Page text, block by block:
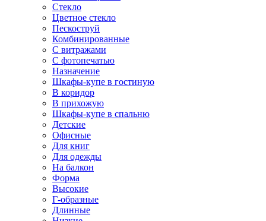
Стекло
Цветное стекло
Пескоструй
Комбинированные
С витражами
С фотопечатью
Назначение
Шкафы-купе в гостиную
В коридор
В прихожую
Шкафы-купе в спальню
Детские
Офисные
Для книг
Для одежды
На балкон
Форма
Высокие
Г-образные
Длинные